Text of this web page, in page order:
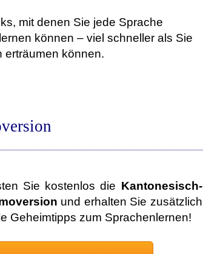
mit denen Sie jede Sprache
können – viel schneller als Sie
erträumen können.
Sie kostenlos die Kantonesisch-
und erhalten Sie zusätzlich
Geheimtipps zum Sprachenlernen!